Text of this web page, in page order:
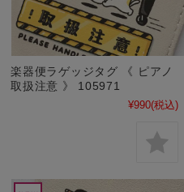
楽器便ラゲッジタグ 《 ピアノ
取扱注意 》 105971
¥990(税込)